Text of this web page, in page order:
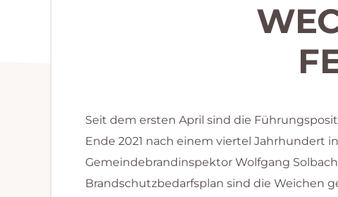
Seit dem ersten April sind die
Ende 2021 nach einem viertel Jahrhundert
Gemeindebrandinspektor Wolfgang
Brandschutzbedarfsplan sind die Weichen